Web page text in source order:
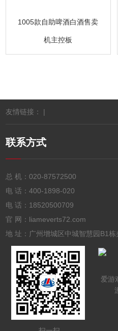
1005款自助啤酒白酒售卖
机主控板
友情链接： |
联系方式
总 机：020-87572500
电 话：400-1898-020
电 话： 18520500709
官 网：liameverts72.com
地 址：广州增城区中城智慧园B1栋
爱游